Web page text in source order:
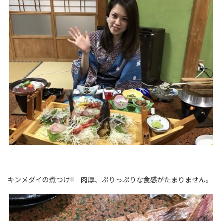
キンメダイの煮つけ!! 肉厚、ぷりっぷりな食感がたまりません。